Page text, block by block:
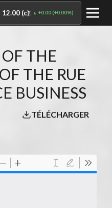
12.00 (c)€ +0.00(+0.00%)
THE
THE RUE
BUSINESS
TÉLÉCHARGER